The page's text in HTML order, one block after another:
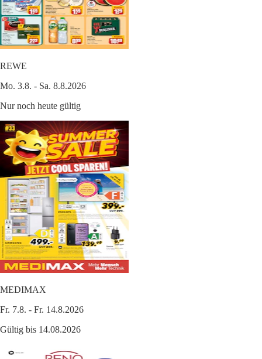
REWE
Mo. 3.8. - Sa. 8.8.2026
Nur noch heute gültig
MEDIMAX
Fr. 7.8. - Fr. 14.8.2026
Gültig bis 14.08.2026